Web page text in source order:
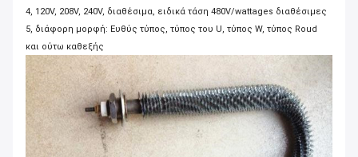
4, 120V, 208V, 240V, διαθέσιμα, ειδικά τάση 480V/wattages διαθέσιμες
5, διάφορη μορφή: Ευθύς τύπος, τύπος του U, τύπος W, τύπος Roud
και ούτω καθεξής